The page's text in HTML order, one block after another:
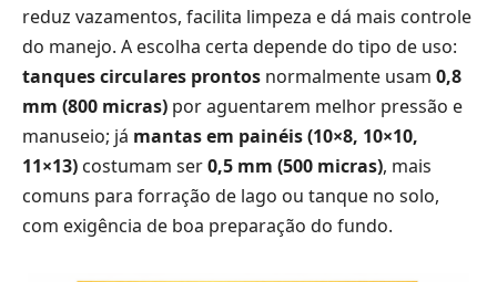
reduz vazamentos, facilita limpeza e dá mais controle
do manejo. A escolha certa depende do tipo de uso:
tanques circulares prontos normalmente usam 0,8
mm (800 micras) por aguentarem melhor pressão e
manuseio; já mantas em painéis (10×8, 10×10,
11×13) costumam ser0,5 mm (500 micras), mais
comuns para forração de lago ou tanque no solo,
com exigência de boa preparação do fundo.